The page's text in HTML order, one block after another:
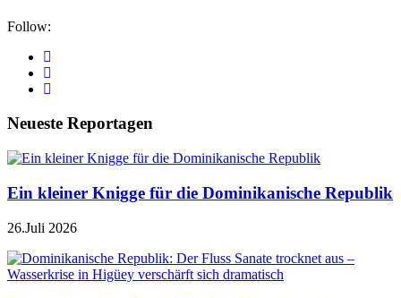
Follow:
Neueste Reportagen
Ein kleiner Knigge für die Dominikanische Republik
26.Juli 2026